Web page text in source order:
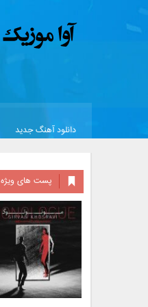
دانلود آهنگ جدید
پست های ویژه